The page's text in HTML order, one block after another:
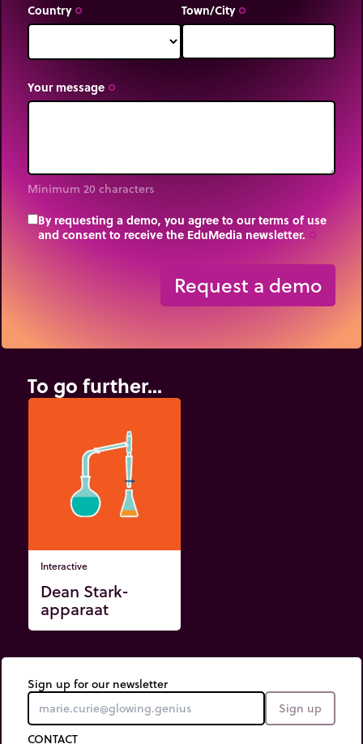
Country trip_origin Town/City trip_origin
Your message trip_origin
Minimum 20 characters
By requesting a demo, you agree to our terms of use
and consent to receive the EduMedia newsletter.
Request a demo
To go further...
Interactive
Dean Stark-
apparaat
Sign up for our newsletter
Sign up
CONTACT